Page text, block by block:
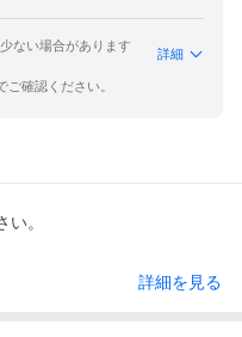
ない場合があります
詳細
確認ください。
。
詳細を見る